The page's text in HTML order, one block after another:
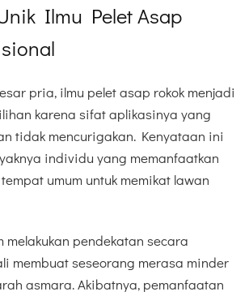
Ilmu Pelet Asap
pria, ilmu pelet asap rokok menjadi
karena sifat aplikasinya yang
tidak mencurigakan. Kenyataan ini
individu yang memanfaatkan
umum untuk memikat lawan
melakukan pendekatan secara
membuat seseorang merasa minder
asmara. Akibatnya, pemanfaatan